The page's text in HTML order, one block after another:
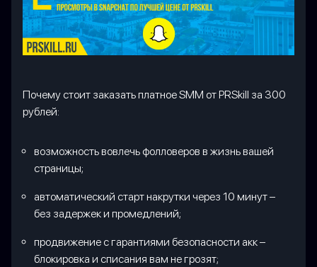
Почему стоит заказать платное SMM от PRSkill за 300
рублей:
возможность вовлечь фолловеров в жизнь вашей
страницы;
автоматический старт накрутки через 10 минут –
без задержек и промедлений;
продвижение с гарантиями безопасности акк –
блокировка и списания вам не грозят;